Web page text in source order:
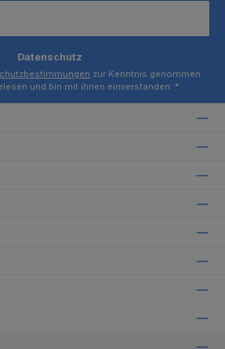
Datenschutz
zur Kenntnis genommen
und bin mit ihnen einverstanden. *